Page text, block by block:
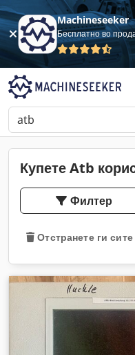
Machineseeker
Купете Atb
Филтер
Отстранете ги